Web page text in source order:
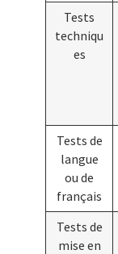
Tests
techniqu
es
Tests de
langue
ou de
français
Tests de
mise en